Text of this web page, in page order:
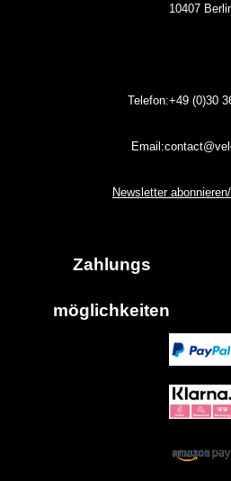
10407
Telefon:+49 (0)30
Newsletter
Zahlungs
möglich keiten